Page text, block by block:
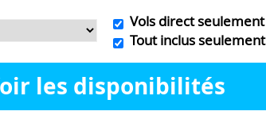
Vols direct seulement
Tout inclus seulement
les disponibilités